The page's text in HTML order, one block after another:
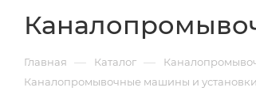
Главная — Каталог —
Каналопромывочные машины и